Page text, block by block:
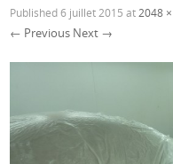
Published6 juillet 2015 at 2048
← Previous Next →